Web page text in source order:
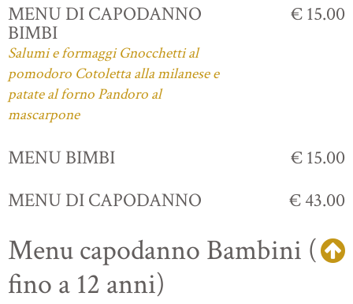
MENU DI CAPODANNO
BIMBI
Salumi e formaggi Gnocchetti al
pomodoro Cotoletta alla milanese e
patate al forno Pandoro al
mascarpone
€ 15.00
MENU BIMBI
€ 15.00
MENU DI CAPODANNO
€ 43.00
Menu capodanno Bambini (
fino a 12 anni)